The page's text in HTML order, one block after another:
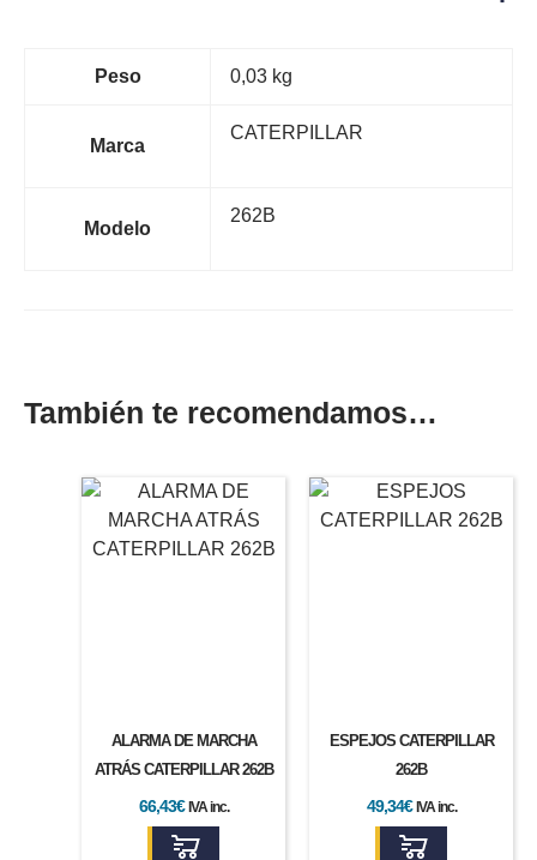
Peso 0,03 kg
Marca
CATERPILLAR
Modelo
262B
También te recomendamos…
ALARMA DE MARCHA
ATRÁS CATERPILLAR 262B
66,43€ IVA inc.
ESPEJOS CATERPILLAR
262B
49,34€ IVA inc.